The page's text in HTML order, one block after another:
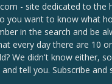
- site dedicated to the
you want to know what
in the search and be
every day there are 10
We didn't know either,
tell you. Subscribe and